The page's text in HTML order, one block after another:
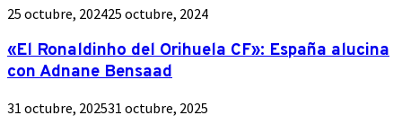
25 octubre, 202425 octubre, 2024
«El Ronaldinho del Orihuela CF»: España alucina
con Adnane Bensaad
31 octubre, 202531 octubre, 2025